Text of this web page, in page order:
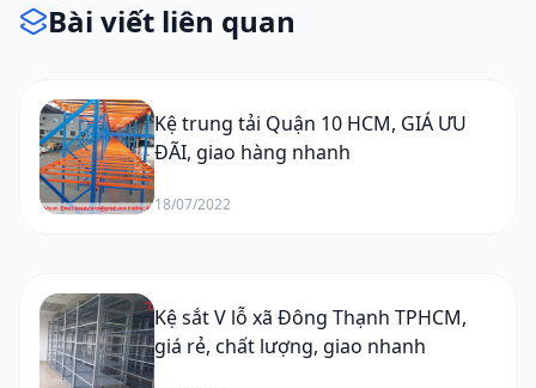
Bài viết liên quan
Kệ trung tải Quận 10 HCM, GIÁ ƯU
ĐÃI, giao hàng nhanh
18/07/2022
Kệ sắt V lỗ xã Đông Thạnh TPHCM,
giá rẻ, chất lượng, giao nhanh